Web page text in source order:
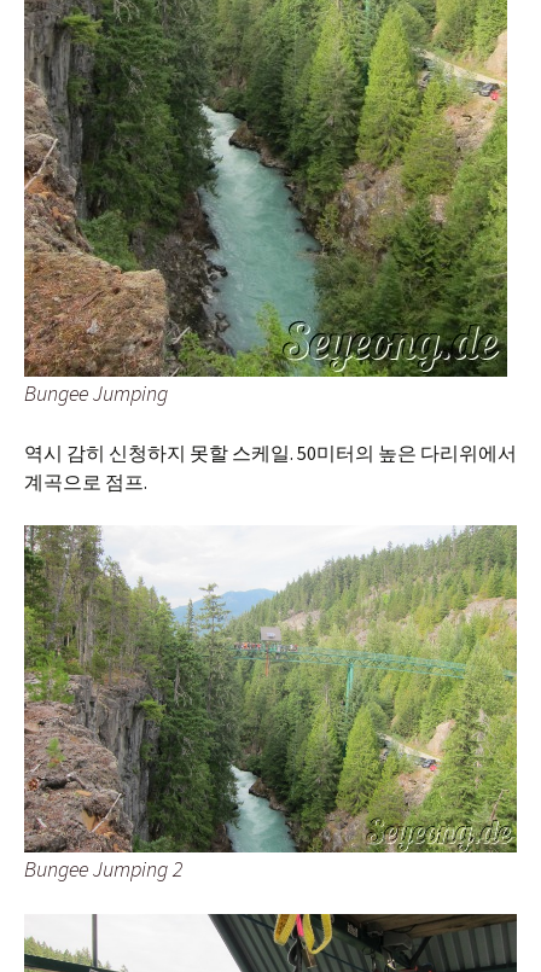
Bungee Jumping
역시 감히 신청하지 못할 스케일. 50미터의 높은 다리위에서
계곡으로 점프.
Bungee Jumping 2